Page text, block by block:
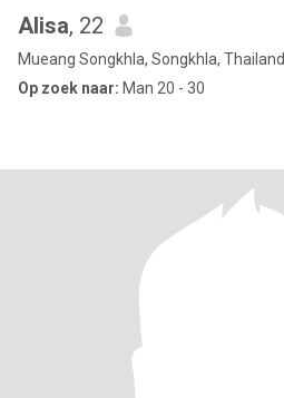
Alisa, 22
Mueang Songkhla, Songkhla, Thailand
Op zoek naar: Man 20 - 30